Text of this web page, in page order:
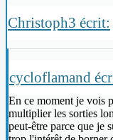
Christoph3 écrit:
cycloflamand
En ce moment je vois
multiplier les sorties
peut-être parce que je